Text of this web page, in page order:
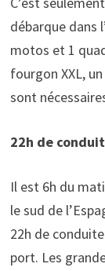
débarque dans
motos et 1
fourgon XXL,
sont
22h de
Il est 6h du
le sud de
22h de
port. Les